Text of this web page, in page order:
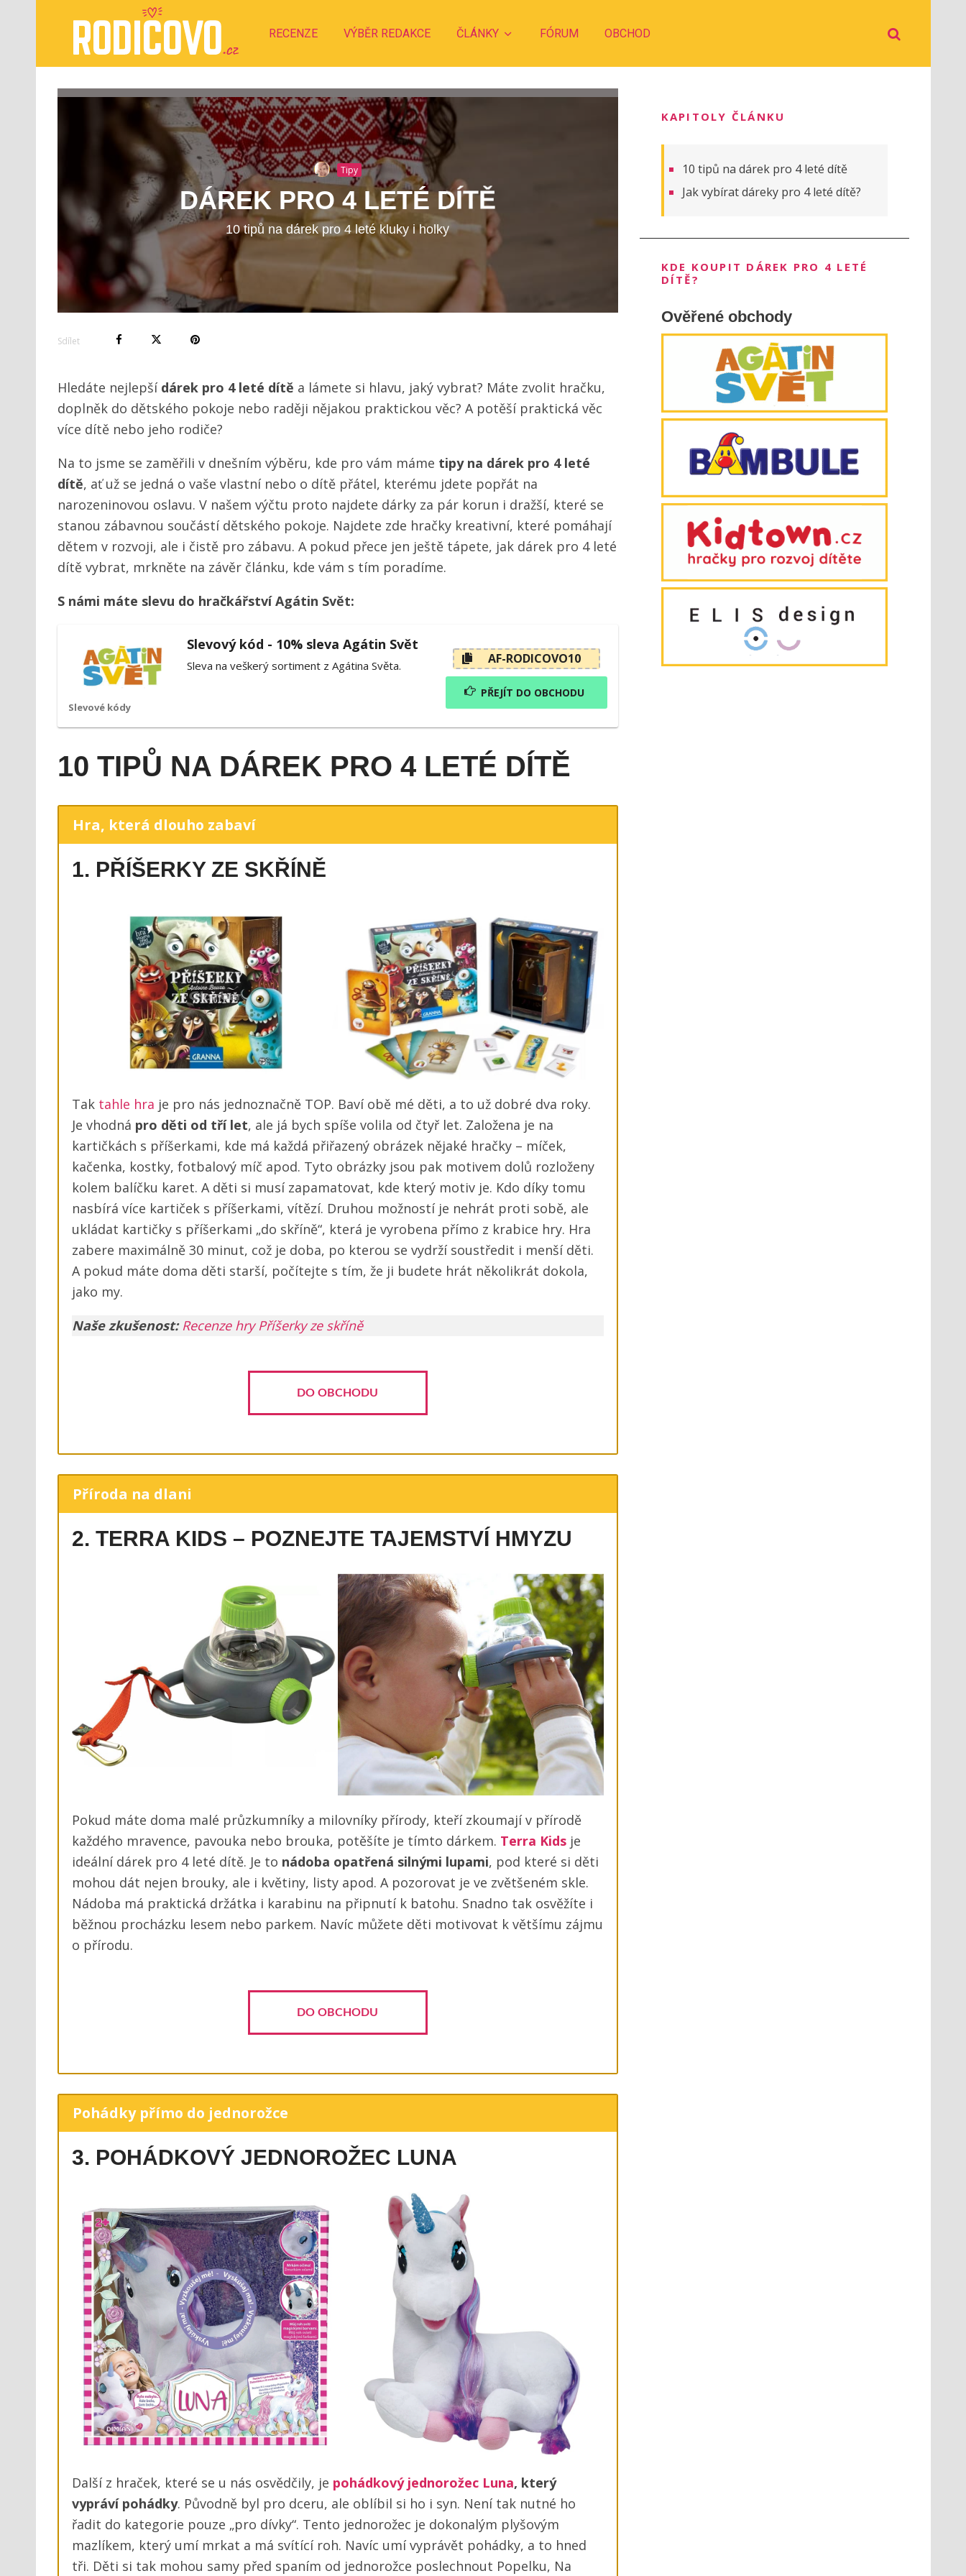
RECENZE VÝBĚR REDAKCE ČLÁNKY FÓRUM OBCHOD
Tipy
DÁREK PRO 4 LETÉ DÍTĚ
10 tipů na dárek pro 4 leté kluky i holky
Sdílet
Hledáte nejlepší dárek pro 4 leté dítě a lámete si hlavu, jaký vybrat? Máte zvolit hračku,
doplněk do dětského pokoje nebo raději nějakou praktickou věc? A potěší praktická věc
více dítě nebo jeho rodiče?
Na to jsme se zaměřili v dnešním výběru, kde pro vám máme tipy na dárek pro 4 leté
dítě, ať už se jedná o vaše vlastní nebo o dítě přátel, kterému jdete popřát na
narozeninovou oslavu. V našem výčtu proto najdete dárky za pár korun i dražší, které se
stanou zábavnou součástí dětského pokoje. Najdete zde hračky kreativní, které pomáhají
dětem v rozvoji, ale i čistě pro zábavu. A pokud přece jen ještě tápete, jak dárek pro 4 leté
dítě vybrat, mrkněte na závěr článku, kde vám s tím poradíme.
S námi máte slevu do hračkářství Agátin Svět:
Slevové kódy
Slevový kód - 10% sleva Agátin Svět
Sleva na veškerý sortiment z Agátina Světa. AF-RODICOVO10
PŘEJÍT DO OBCHODU
10 TIPŮ NA DÁREK PRO 4 LETÉ DÍTĚ
Hra, která dlouho zabaví
1. PŘÍŠERKY ZE SKŘÍNĚ
Tak tahle hra je pro nás jednoznačně TOP. Baví obě mé děti, a to už dobré dva roky.
Je vhodná pro děti od tří let, ale já bych spíše volila od čtyř let. Založena je na
kartičkách s příšerkami, kde má každá přiřazený obrázek nějaké hračky – míček,
kačenka, kostky, fotbalový míč apod. Tyto obrázky jsou pak motivem dolů rozloženy
kolem balíčku karet. A děti si musí zapamatovat, kde který motiv je. Kdo díky tomu
nasbírá více kartiček s příšerkami, vítězí. Druhou možností je nehrát proti sobě, ale
ukládat kartičky s příšerkami „do skříně“, která je vyrobena přímo z krabice hry. Hra
zabere maximálně 30 minut, což je doba, po kterou se vydrží soustředit i menší děti.
A pokud máte doma děti starší, počítejte s tím, že ji budete hrát několikrát dokola,
jako my.
Naše zkušenost: Recenze hry Příšerky ze skříně
DO OBCHODU
Příroda na dlani
2. TERRA KIDS – POZNEJTE TAJEMSTVÍ HMYZU
Pokud máte doma malé průzkumníky a milovníky přírody, kteří zkoumají v přírodě
každého mravence, pavouka nebo brouka, potěšíte je tímto dárkem. Terra Kidsje
ideální dárek pro 4 leté dítě. Je to nádoba opatřená silnými lupami, pod které si děti
mohou dát nejen brouky, ale i květiny, listy apod. A pozorovat je ve zvětšeném skle.
Nádoba má praktická držátka i karabinu na připnutí k batohu. Snadno tak osvěžíte i
běžnou procházku lesem nebo parkem. Navíc můžete děti motivovat k většímu zájmu
o přírodu.
DO OBCHODU
Pohádky přímo do jednorožce
3. POHÁDKOVÝ JEDNOROŽEC LUNA
Další z hraček, které se u nás osvědčily, je pohádkový jednorožec Luna, který
vypráví pohádky. Původně byl pro dceru, ale oblíbil si ho i syn. Není tak nutné ho
řadit do kategorie pouze „pro dívky“. Tento jednorožec je dokonalým plyšovým
mazlíkem, který umí mrkat a má svítící roh. Navíc umí vyprávět pohádky, a to hned
tři. Děti si tak mohou samy před spaním od jednorožce poslechnout Popelku, Na
KAPITOLY ČLÁNKU
10 tipů na dárek pro 4 leté dítě
Jak vybírat dáreky pro 4 leté dítě?
KDE KOUPIT DÁREK PRO 4 LETÉ
DÍTĚ?
Ověřené obchody